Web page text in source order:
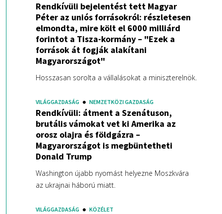
Rendkívüli bejelentést tett Magyar
Péter az uniós forrásokról: részletesen
elmondta, mire költ el 6000 milliárd
forintot a Tisza-kormány – "Ezek a
források át fogják alakítani
Magyarországot"
Hosszasan sorolta a vállalásokat a miniszterelnök.
VILÁGGAZDASÁG NEMZETKÖZI GAZDASÁG
Rendkívüli: átment a Szenátuson,
brutális vámokat vet ki Amerika az
orosz olajra és földgázra –
Magyarországot is megbüntetheti
Donald Trump
Washington újabb nyomást helyezne Moszkvára
az ukrajnai háború miatt.
VILÁGGAZDASÁG KÖZÉLET